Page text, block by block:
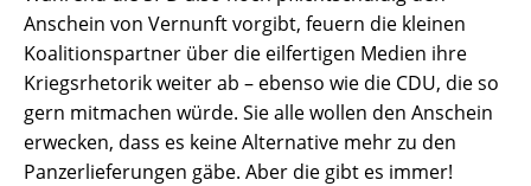
Anschein von Vernunft vorgibt, feuern die kleinen
Koalitionspartner über die eilfertigen Medien ihre
Kriegsrhetorik weiter ab – ebenso wie die CDU, die so
gern mitmachen würde. Sie alle wollen den Anschein
erwecken, dass es keine Alternative mehr zu den
Panzerlieferungen gäbe. Aber die gibt es immer!